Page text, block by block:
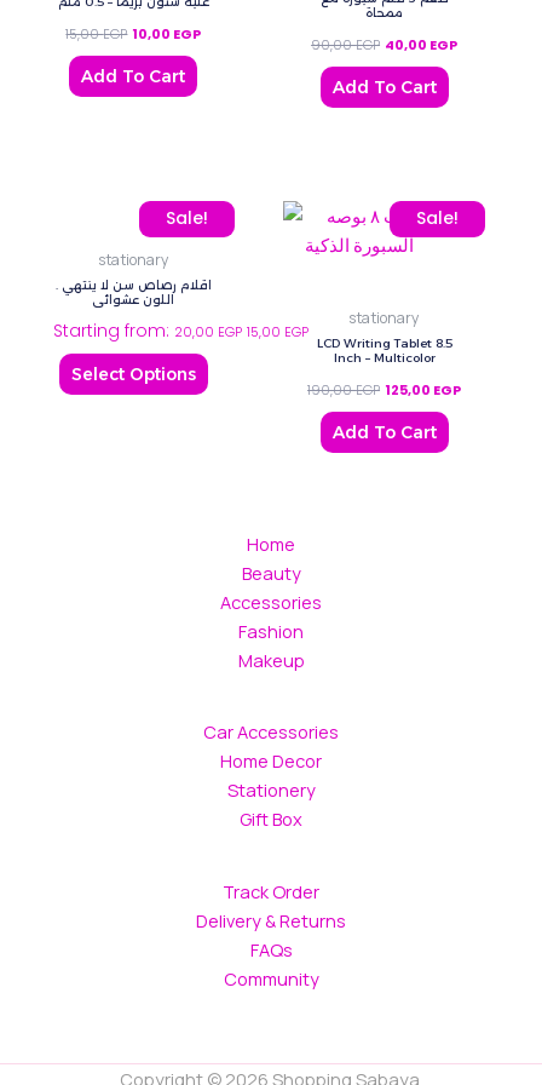
15,00EGP 10,00 EGP
Add To Cart
ممحاة
90,00EGP 40,00 EGP
Add To Cart
Sale!
stationary
اقلام رصاص سن لا ينتهي .
اللون عشوائي
Starting from: 20,00 EGP 15,00 EGP
Select Options
This
product
variants.
The
options
product
page
Sale!
stationary
LCD Writing Tablet 8.5
Inch – Multicolor
190,00EGP
Original price was:
125,00 EGP
Current
Add To Cart
Home
Beauty
Accessories
Fashion
Makeup
Car Accessories
Home Decor
Stationery
Gift Box
Track Order
Delivery & Returns
FAQs
Community
Copyright © 2026 Shopping Sabaya